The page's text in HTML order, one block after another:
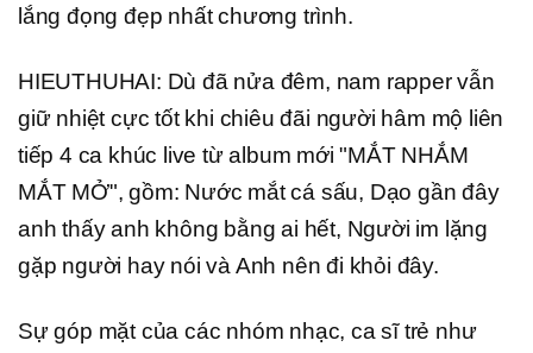
lắng đọng đẹp nhất chương trình.
HIEUTHUHAI: Dù đã nửa đêm, nam rapper vẫn
giữ nhiệt cực tốt khi chiêu đãi người hâm mộ liên
tiếp 4 ca khúc live từ album mới "MẮT NHẮM
MẮT MỞ", gồm: Nước mắt cá sấu, Dạo gần đây
anh thấy anh không bằng ai hết, Người im lặng
gặp người hay nói và Anh nên đi khỏi đây.
Sự góp mặt của các nhóm nhạc, ca sĩ trẻ như